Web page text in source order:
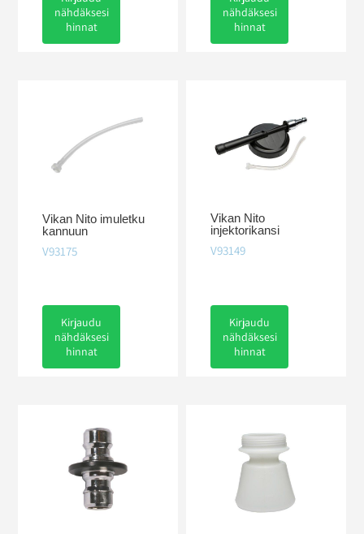
nähdäksesi
hinnat
nähdäksesi
hinnat
Vikan Nito imuletku
kannuun
V93175
Kirjaudu
nähdäksesi
hinnat
Vikan Nito
injektorikansi
V93149
Kirjaudu
nähdäksesi
hinnat